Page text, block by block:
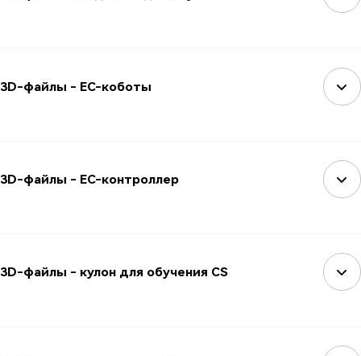
3D-файлы - EC-коботы
3D-файлы - EC-контроллер
3D-файлы - кулон для обучения CS